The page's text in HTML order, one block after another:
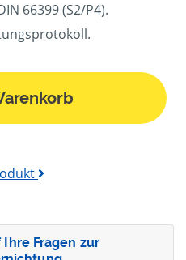
66399 (S2/P4).
Fragen zur